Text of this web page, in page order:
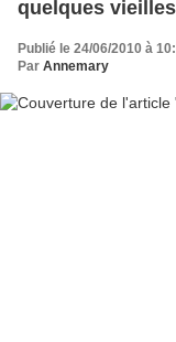
quelques
Publié le 24/06/2010 à
Par Annemary